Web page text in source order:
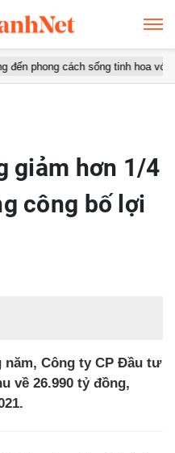
cách sống tinh hoa với đặc quyền
giảm hơn 1/4
công bố lợi
Công ty CP Đầu tư
về 26.990 tỷ đồng,